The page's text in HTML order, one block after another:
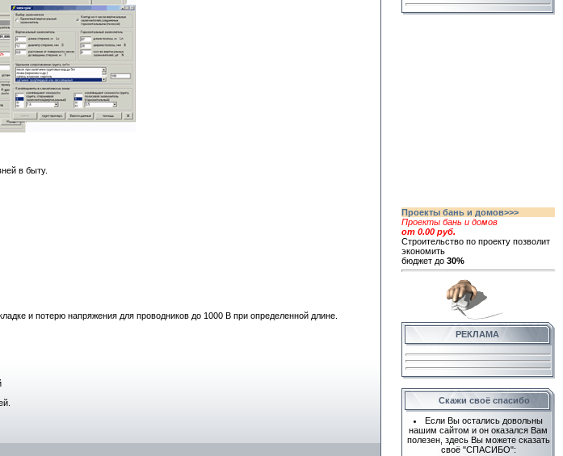
в быту.
и потерю напряжения для проводников до 1000 В при определенной длине.
Проекты бань и домов>>>
Проекты бань и домов
от 0.00 руб.
Строительство по проекту позволит
экономить
бюджет до 30%
РЕКЛАМА
Скажи своё спасибо
Если Вы остались довольны
нашим сайтом и он оказался Вам
полезен, здесь Вы можете сказать
своё "СПАСИБО":